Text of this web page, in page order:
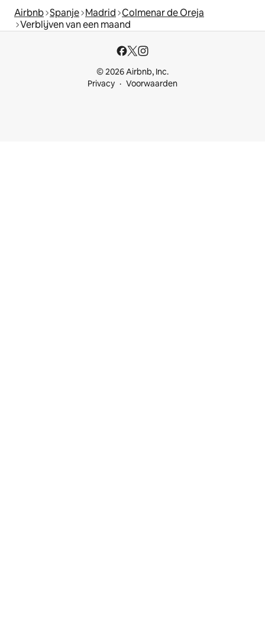
Airbnb Spanje Madrid Colmenar de Oreja
Verblijven van een maand
© 2026 Airbnb, Inc.
Privacy
Voorwaarden